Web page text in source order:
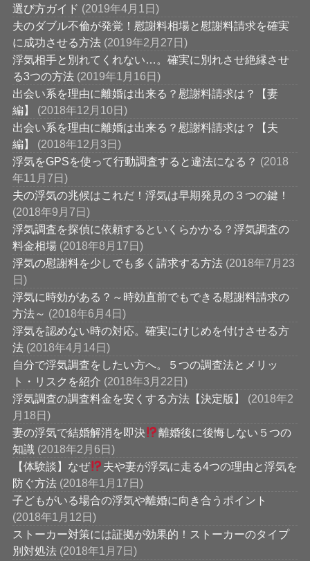
選び方ガイド (2019年4月1日)
夫のダブル不倫が発覚！慰謝料相場と慰謝料請求を確実
に成功させる方法 (2019年2月27日)
浮気相手と別れてくれない…。確実に別れさせ絶縁させ
る3つの方法 (2019年1月16日)
出会い系を理由に離婚は出来る？慰謝料請求は？【妻
編】
(2018年12月10日)
出会い系を理由に離婚は出来る？慰謝料請求は？【夫
編】
(2018年12月3日)
浮気をGPSを使って行動調査すると違法になる？ (2018
年11月7日)
夫の浮気の兆候はこれだ！浮気は早期発見の３つの鍵！
(2018年9月7日)
浮気調査を探偵に依頼するといくらかかる？浮気調査の
料金相場 (2018年8月17日)
浮気の慰謝料を少しでも多く請求する方法 (2018年7月23
日)
浮気に時効がある？～時効直前でもできる慰謝料請求の
方法～ (2018年6月4日)
浮気を認めない時の対応。確実にけじめを付けさせる方
法 (2018年4月14日)
自分で浮気調査をしたい方へ。５つの調査法とメリッ
ト・リスクを紹介 (2018年3月22日)
浮気調査の調査料金を安くする方法【決定版】
(2018年2
月18日)
妻の浮気で結婚解消を即決
離婚後に後悔しない５つの
知識 (2018年2月6日)
【体験談】なぜ
夫や妻が浮気に走る4つの理由と浮気を
防ぐ方法 (2018年1月17日)
子どもがいる場合の浮気や離婚に向き合うポイント
(2018年1月12日)
ストーカー対策には証拠が効果的！ストーカーのタイプ
別対処法 (2018年1月7日)